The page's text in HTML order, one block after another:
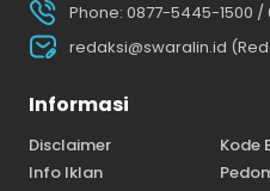
Phone: 0877-5445-1500 /
redaksi@swaralin.id
Informasi
Disclaimer Kode
Info Iklan